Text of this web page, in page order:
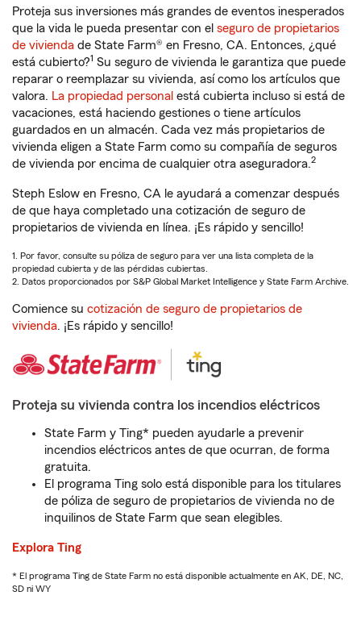
Proteja sus inversiones más grandes de eventos inesperados
que la vida le pueda presentar con el seguro de propietarios
de vivienda de State Farm® en Fresno, CA. Entonces, ¿qué
está cubierto?1 Su seguro de vivienda le garantiza que puede
reparar o reemplazar su vivienda, así como los artículos que
valora. La propiedad personal está cubierta incluso si está de
vacaciones, está haciendo gestiones o tiene artículos
guardados en un almacén. Cada vez más propietarios de
vivienda eligen a State Farm como su compañía de seguros
de vivienda por encima de cualquier otra aseguradora.2
Steph Eslow en Fresno, CA le ayudará a comenzar después
de que haya completado una cotización de seguro de
propietarios de vivienda en línea. ¡Es rápido y sencillo!
1. Por favor, consulte su póliza de seguro para ver una lista completa de la
propiedad cubierta y de las pérdidas cubiertas.
2. Datos proporcionados por S&P Global Market Intelligence y State Farm Archive.
Comience su cotización de seguro de propietarios de
vivienda. ¡Es rápido y sencillo!
Proteja su vivienda contra los incendios eléctricos
State Farm y Ting* pueden ayudarle a prevenir
incendios eléctricos antes de que ocurran, de forma
gratuita.
El programa Ting solo está disponible para los titulares
de póliza de seguro de propietarios de vivienda no de
inquilinos de State Farm que sean elegibles.
Explora Ting
* El programa Ting de State Farm no está disponible actualmente en AK, DE, NC,
SD ni WY